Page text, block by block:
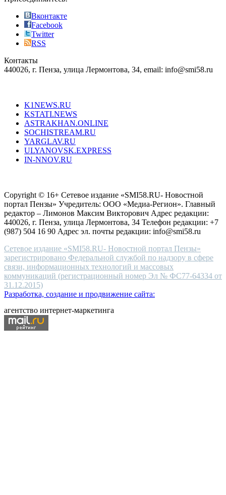
Вконтакте
Facebook
Twitter
RSS
Контакты
440026, г. Пенза, улица Лермонтова, 34, email: info@smi58.ru
K1NEWS.RU
KSTATI.NEWS
ASTRAKHAN.ONLINE
SOCHISTREAM.RU
YARGLAV.RU
ULYANOVSK.EXPRESS
IN-NNOV.RU
Copyright © 16+ Сетевое издание «SMI58.RU- Новостной
портал Пензы» Учредитель: ООО «Медиа-Регион». Главный
редактор – Лимонов Максим Викторович Адрес редакции:
440026, г. Пенза, улица Лермонтова, 34 Телефон редакции: +7
(987) 504 16 90 Адрес эл. почты редакции: info@smi58.ru
Сетевое издание «SMI58.RU- Новостной портал Пензы»
зарегистрировано Федеральной службой по надзору в сфере
связи, информационных технологий и массовых
коммуникаций (регистрационный номер Эл № ФС77-64334 от
31.12.2015)
Разработка, создание и продвижение сайта:
агентство интернет-маркетинга